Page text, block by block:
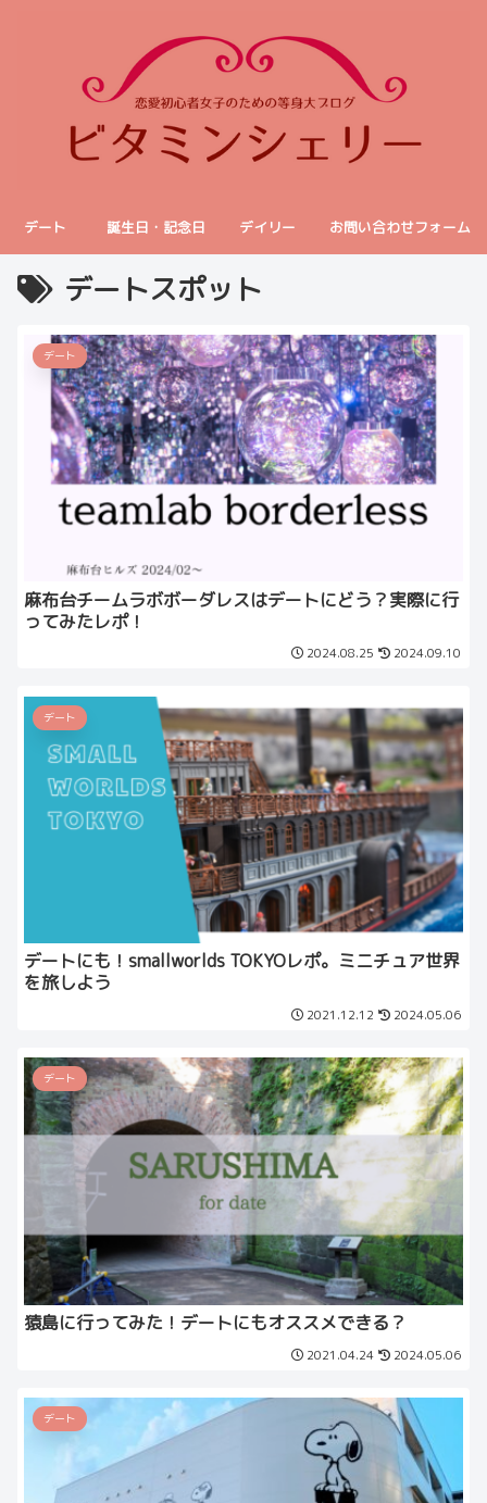
デート 誕生日・記念日 デイリー お問い合わせフォーム
デートスポット
デート
麻布台チームラボボーダレスはデートにどう？実際に行
ってみたレポ！
2024.08.25 2024.09.10
デート
デートにも！smallworlds TOKYOレポ。ミニチュア世界
を旅しよう
2021.12.12 2024.05.06
デート
猿島に行ってみた！デートにもオススメできる？
2021.04.24 2024.05.06
デート